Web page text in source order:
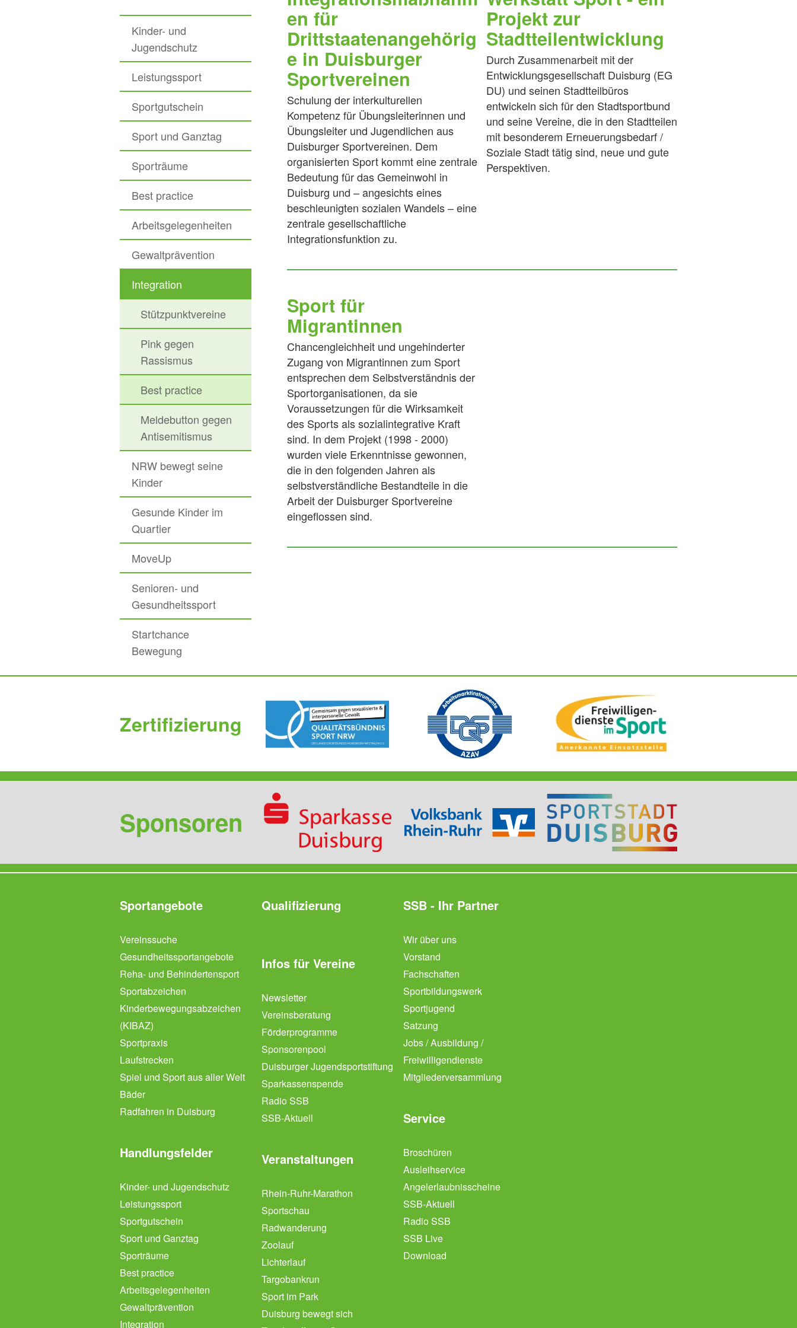
Kinder- und
Jugendschutz
Leistungssport
Sportgutschein
Sport und Ganztag
Sporträume
Best practice
Arbeitsgelegenheiten
Gewaltprävention
Integration
Stützpunktvereine
Pink gegen
Rassismus
Best practice
Meldebutton gegen
Antisemitismus
NRW bewegt seine
Kinder
Gesunde Kinder im
Quartier
MoveUp
Senioren- und
Gesundheitssport
Startchance
Bewegung
en für
Drittstaatenangehörig
e in Duisburger
Sportvereinen
Schulung der interkulturellen
Kompetenz für Übungsleiterinnen und
Übungsleiter und Jugendlichen aus
Duisburger Sportvereinen. Dem
organisierten Sport kommt eine zentrale
Bedeutung für das Gemeinwohl in
Duisburg und – angesichts eines
beschleunigten sozialen Wandels – eine
zentrale gesellschaftliche
Integrationsfunktion zu.
Projekt zur
Stadtteilentwicklung
Durch Zusammenarbeit mit der
Entwicklungsgesellschaft Duisburg (EG
DU) und seinen Stadtteilbüros
entwickeln sich für den Stadtsportbund
und seine Vereine, die in den Stadtteilen
mit besonderem Erneuerungsbedarf /
Soziale Stadt tätig sind, neue und gute
Perspektiven.
Sport für
Migrantinnen
Chancengleichheit und ungehinderter
Zugang von Migrantinnen zum Sport
entsprechen dem Selbstverständnis der
Sportorganisationen, da sie
Voraussetzungen für die Wirksamkeit
des Sports als sozialintegrative Kraft
sind. In dem Projekt (1998 - 2000)
wurden viele Erkenntnisse gewonnen,
die in den folgenden Jahren als
selbstverständliche Bestandteile in die
Arbeit der Duisburger Sportvereine
eingeflossen sind.
Zertifizierung
Sponsoren
Sportangebote
Vereinssuche
Gesundheitssportangebote
Reha- und Behindertensport
Sportabzeichen
Kinderbewegungsabzeichen
(KIBAZ)
Sportpraxis
Laufstrecken
Spiel und Sport aus aller Welt
Bäder
Radfahren in Duisburg
Handlungsfelder
Kinder- und Jugendschutz
Leistungssport
Sportgutschein
Sport und Ganztag
Sporträume
Best practice
Arbeitsgelegenheiten
Gewaltprävention
Integration
Qualifizierung
Infos für Vereine
Newsletter
Vereinsberatung
Förderprogramme
Sponsorenpool
Duisburger Jugendsportstiftung
Sparkassenspende
Radio SSB
SSB-Aktuell
Veranstaltungen
Rhein-Ruhr-Marathon
Sportschau
Radwanderung
Zoolauf
Lichterlauf
Targobankrun
Sport im Park
Duisburg bewegt sich
SSB - Ihr Partner
Wir über uns
Vorstand
Fachschaften
Sportbildungswerk
Sportjugend
Satzung
Jobs / Ausbildung /
Freiwilligendienste
Mitgliederversammlung
Service
Broschüren
Ausleihservice
Angelerlaubnisscheine
SSB-Aktuell
Radio SSB
SSB Live
Download